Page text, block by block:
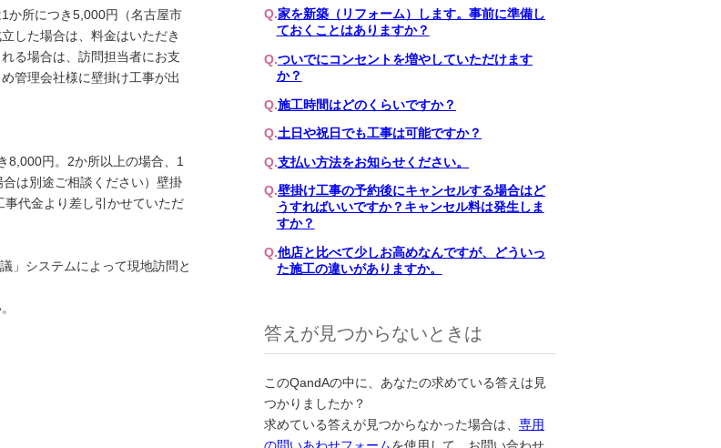
か所につき5,000円（名古屋市
した場合は、料金はいただき
る場合は、訪問担当者にお支
管理会社様に壁掛け工事が出
8,000円。2か所以上の場合、1
は別途ご相談ください）壁掛
代金より差し引かせていただ
」システムによって現地訪問と
家を新築（リフォーム）します。事前に準備し
ておくことはありますか？
ついでにコンセントを増やしていただけます
か？
施工時間はどのくらいですか？
土日や祝日でも工事は可能ですか？
支払い方法をお知らせください。
壁掛け工事の予約後にキャンセルする場合はど
うすればいいですか？キャンセル料は発生しま
すか？
他店と比べて少しお高めなんですが、どういっ
た施工の違いがありますか。
答えが見つからないときは
このQandAの中に、あなたの求めている答えは見
つかりましたか？
求めている答えが見つからなかった場合は、 専用